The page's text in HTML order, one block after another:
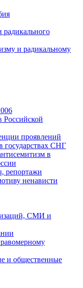
радикального
и радикальному
Российской
проявлений
государствах СНГ
в
репортажи
ненависти
СМИ и
и общественные